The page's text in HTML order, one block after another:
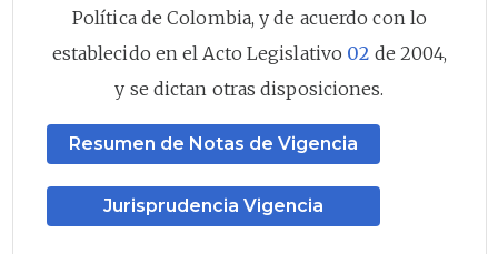
Política de Colombia, y de acuerdo con lo
establecido en el Acto Legislativo 02 de 2004,
y se dictan otras disposiciones.
Resumen de Notas de Vigencia
Jurisprudencia Vigencia